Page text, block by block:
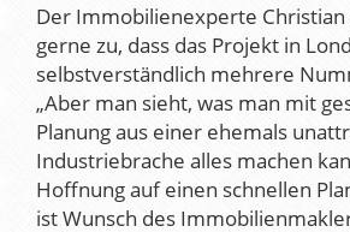
Der Immobilienexperte Christian
gerne zu, dass das Projekt in
selbstverständlich mehrere
„Aber man sieht, was man mit
Planung aus einer ehemals
Industriebrache alles machen
Hoffnung auf einen schnellen
ist Wunsch des